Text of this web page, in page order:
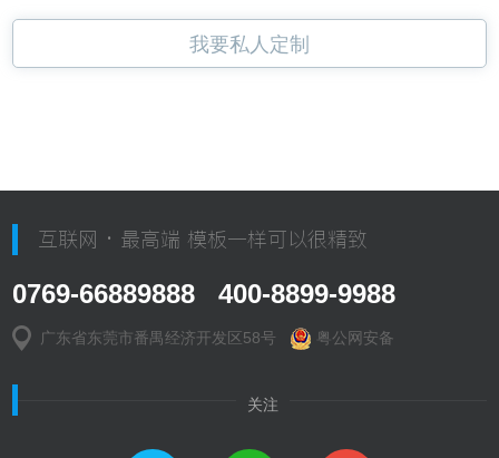
我要私人定制
互联网 · 最高端 模板一样可以很精致
0769-66889888 400-8899-9988
广东省东莞市番禺经济开发区58号 粤公网安备
关注